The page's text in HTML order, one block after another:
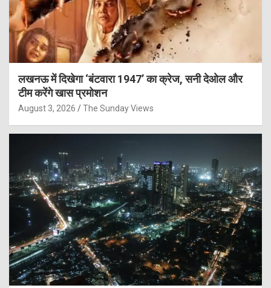
लखनऊ में दिखेगा ‘बंटवारा 1947’ का क्रेज, सनी देओल और
टीम करेंगे खास प्रमोशन
August 3, 2026 The Sunday Views